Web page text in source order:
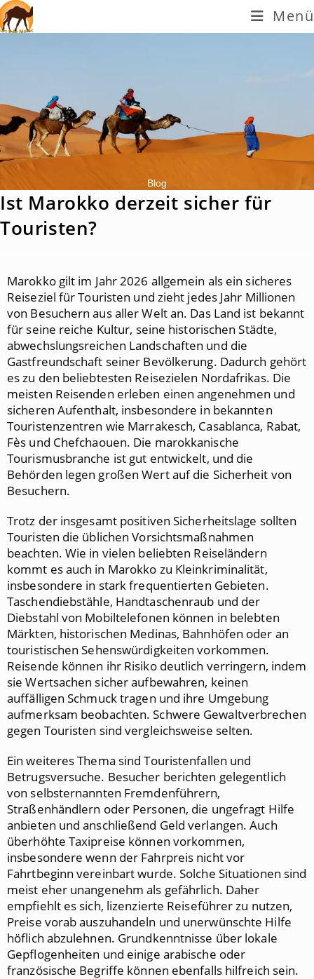
Menü
Blog
Ist Marokko derzeit sicher für
Touristen?
Marokko gilt im Jahr 2026 allgemein als ein sicheres
Reiseziel für Touristen und zieht jedes Jahr Millionen
von Besuchern aus aller Welt an. Das Land ist bekannt
für seine reiche Kultur, seine historischen Städte,
abwechslungsreichen Landschaften und die
Gastfreundschaft seiner Bevölkerung. Dadurch gehört
es zu den beliebtesten Reisezielen Nordafrikas. Die
meisten Reisenden erleben einen angenehmen und
sicheren Aufenthalt, insbesondere in bekannten
Touristenzentren wie Marrakesch, Casablanca, Rabat,
Fès und Chefchaouen. Die marokkanische
Tourismusbranche ist gut entwickelt, und die
Behörden legen großen Wert auf die Sicherheit von
Besuchern.
Trotz der insgesamt positiven Sicherheitslage sollten
Touristen die üblichen Vorsichtsmaßnahmen
beachten. Wie in vielen beliebten Reiseländern
kommt es auch in Marokko zu Kleinkriminalität,
insbesondere in stark frequentierten Gebieten.
Taschendiebstähle, Handtaschenraub und der
Diebstahl von Mobiltelefonen können in belebten
Märkten, historischen Medinas, Bahnhöfen oder an
touristischen Sehenswürdigkeiten vorkommen.
Reisende können ihr Risiko deutlich verringern, indem
sie Wertsachen sicher aufbewahren, keinen
auffälligen Schmuck tragen und ihre Umgebung
aufmerksam beobachten. Schwere Gewaltverbrechen
gegen Touristen sind vergleichsweise selten.
Ein weiteres Thema sind Touristenfallen und
Betrugsversuche. Besucher berichten gelegentlich
von selbsternannten Fremdenführern,
Straßenhändlern oder Personen, die ungefragt Hilfe
anbieten und anschließend Geld verlangen. Auch
überhöhte Taxipreise können vorkommen,
insbesondere wenn der Fahrpreis nicht vor
Fahrtbeginn vereinbart wurde. Solche Situationen sind
meist eher unangenehm als gefährlich. Daher
empfiehlt es sich, lizenzierte Reiseführer zu nutzen,
Preise vorab auszuhandeln und unerwünschte Hilfe
höflich abzulehnen. Grundkenntnisse über lokale
Gepflogenheiten und einige arabische oder
französische Begriffe können ebenfalls hilfreich sein.